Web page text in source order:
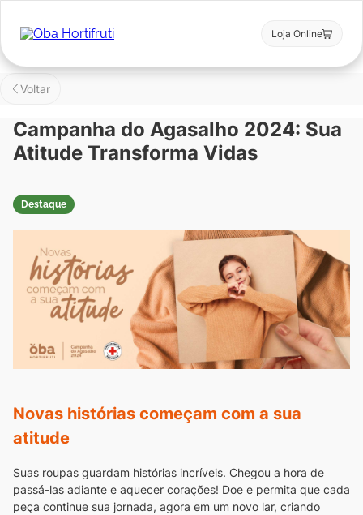
Loja Online
Voltar
Campanha do Agasalho 2024: Sua
Atitude Transforma Vidas
Destaque
Novas histórias começam com a sua
atitude
Suas roupas guardam histórias incríveis. Chegou a hora de
passá-las adiante e aquecer corações! Doe e permita que cada
peça continue sua jornada, agora em um novo lar, criando